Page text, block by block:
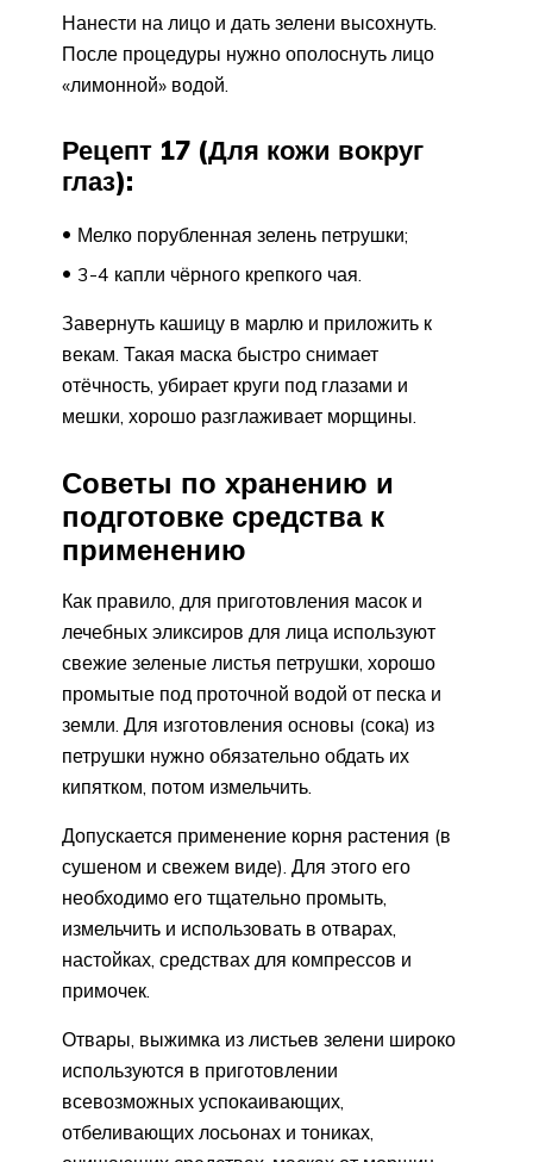
Нанести на лицо и дать зелени высохнуть.
После процедуры нужно ополоснуть лицо
«лимонной» водой.
Рецепт 17 (Для кожи вокруг
глаз):
Мелко порубленная зелень петрушки;
3-4 капли чёрного крепкого чая.
Завернуть кашицу в марлю и приложить к
векам. Такая маска быстро снимает
отёчность, убирает круги под глазами и
мешки, хорошо разглаживает морщины.
Советы по хранению и
подготовке средства к
применению
Как правило, для приготовления масок и
лечебных эликсиров для лица используют
свежие зеленые листья петрушки, хорошо
промытые под проточной водой от песка и
земли. Для изготовления основы (сока) из
петрушки нужно обязательно обдать их
кипятком, потом измельчить.
Допускается применение корня растения (в
сушеном и свежем виде). Для этого его
необходимо его тщательно промыть,
измельчить и использовать в отварах,
настойках, средствах для компрессов и
примочек.
Отвары, выжимка из листьев зелени широко
используются в приготовлении
всевозможных успокаивающих,
отбеливающих лосьонах и тониках,